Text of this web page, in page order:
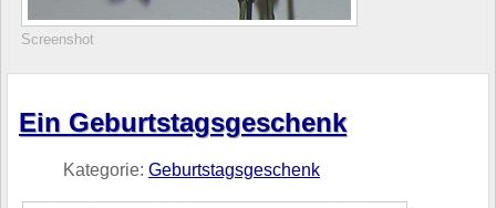
Screenshot
Ein Geburtstagsgeschenk
Kategorie: Geburtstagsgeschenk